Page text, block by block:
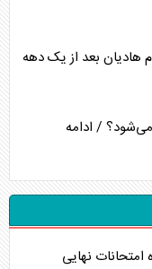
هادیان بعد از یک دهه
/ ادامه
نهایی